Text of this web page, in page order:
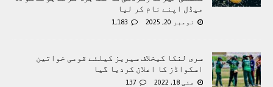
میڈل اپنے نام کر لیا
نومبر 20, 2025 1,183
سری لنکا کیخلاف سیریز کیلئے قومی خواتین
اسکواڈز کا اعلان کردیا گیا
مئی 18, 2022 137